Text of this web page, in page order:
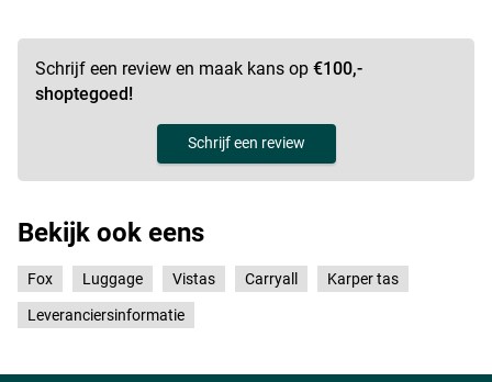
Schrijf een review en maak kans op €100,-
shoptegoed!
Schrijf een review
Bekijk ook eens
Fox Luggage Vistas Carryall Karper tas
Leveranciersinformatie